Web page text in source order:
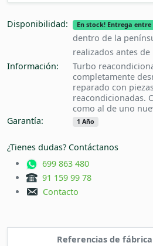
Disponibilidad: En stock! Entrega entre
dentro de la
realizados antes de
Información:
Turbo
completamente
reparado con
reacondicionadas.
como al de uno
Garantía:
1 Año
¿Tienes dudas? Contáctanos
699 863 480
91 159 99 78
Contacto
Referencias de